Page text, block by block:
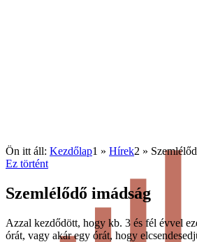
Ön itt áll: Kezdőlap1 » Hírek2 »
Ez történt
Szemlélődő imádság
Azzal kezdődött, hogy kb. 3 és fél évvel
órát, vagy akár egy órát, hogy